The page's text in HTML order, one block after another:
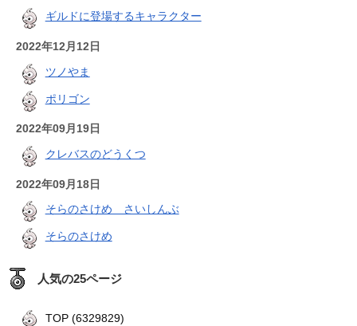
ギルドに登場するキャラクター
2022年12月12日
ツノやま
ポリゴン
2022年09月19日
クレバスのどうくつ
2022年09月18日
そらのさけめ さいしんぶ
そらのさけめ
人気の25ページ
TOP (6329829)